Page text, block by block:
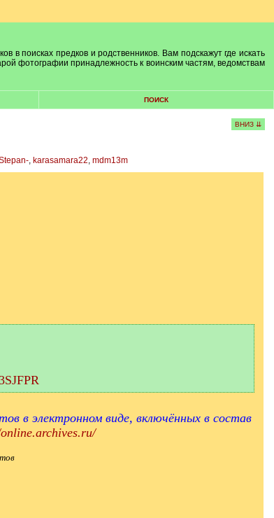
в поисках предков и родственников. Вам подскажут где искать
фотографии принадлежность к воинским частям, ведомствам
ПОИСК
ВНИЗ ⇊
, karasamara22, mdm13m
в электронном виде, включённых в состав